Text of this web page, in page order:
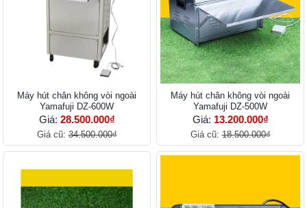
Máy hút chân không vòi ngoài
Yamafuji DZ-600W
Giá: 28.500.000₫
Giá cũ:34.500.000₫
Máy hút chân không vòi ngoài
Yamafuji DZ-500W
Giá: 13.200.000₫
Giá cũ:18.500.000₫